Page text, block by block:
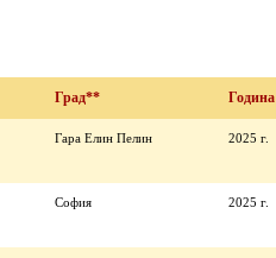
Град** Година
Гара Елин Пелин 2025 г.
София 2025 г.